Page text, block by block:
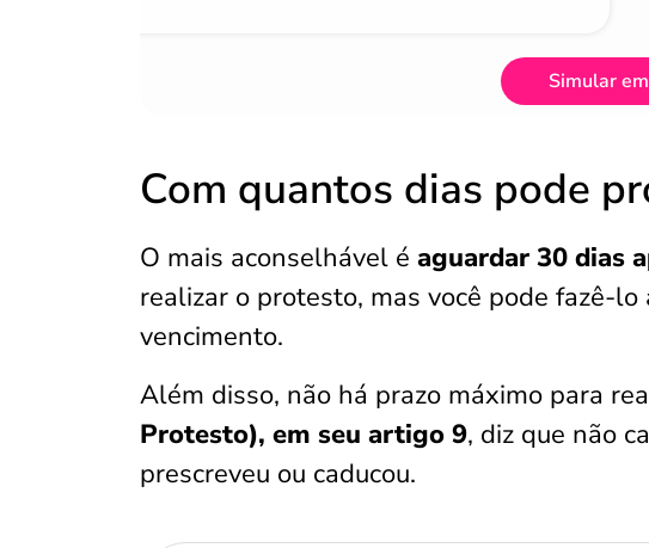
Simular
Com quantos dias pode
O mais aconselhável é aguardar 30 dias
realizar o protesto, mas você pode fazê-
vencimento.
Além disso, não há prazo máximo para
Protesto), em seu artigo 9, diz que não
prescreveu ou caducou.